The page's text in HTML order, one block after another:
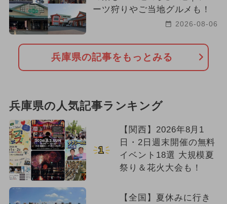
ーツ狩りやご当地グルメも！
2026-08-06
兵庫県の記事をもっとみる
兵庫県の人気記事ランキング
1
【関西】2026年8月1
日・2日週末開催の無料
イベント18選 大規模夏
祭り＆花火大会も！
【全国】夏休みに行き